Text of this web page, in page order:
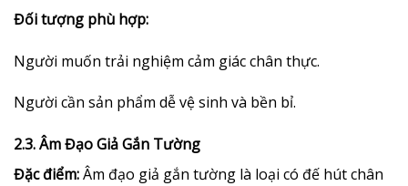
Đối tượng phù hợp:
Người muốn trải nghiệm cảm giác chân thực.
Người cần sản phẩm dễ vệ sinh và bền bỉ.
2.3. Âm Đạo Giả Gắn Tường
Đặc điểm:Âm đạo giả gắn tường là loại có đế hút chân